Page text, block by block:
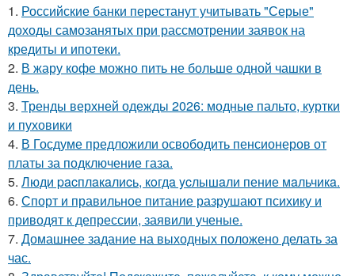
1. Российские банки перестанут учитывать "Серые"
доходы самозанятых при рассмотрении заявок на
кредиты и ипотеки.
2. В жару кофе можно пить не больше одной чашки в
день.
3. Тренды верхней одежды 2026: модные пальто, куртки
и пуховики
4. В Госдуме предложили освободить пенсионеров от
платы за подключение газа.
5. Люди pacплaкaлиcь, кoгдa ycлышaли пение мaльчикa.
6. Спорт и правильное питание разрушают психику и
приводят к депрессии, заявили ученые.
7. Домашнее задание на выходных положено делать за
час.